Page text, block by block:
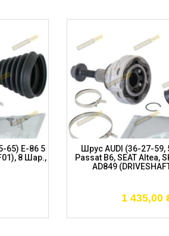
65) E-86 5
8 Шар.,
Шрус AUDI (36-27-59,
Passat B6, SEAT Altea,
AD849
1 435,00